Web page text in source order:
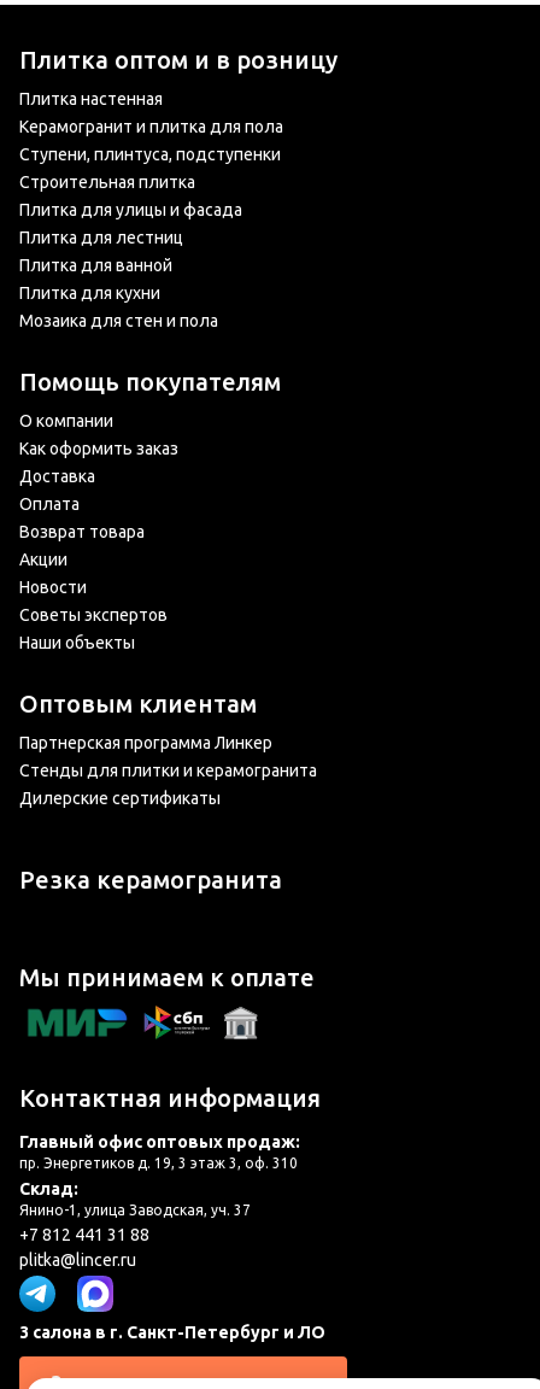
Плитка оптом и в розницу
Плитка настенная
Керамогранит и плитка для пола
Ступени, плинтуса, подступенки
Строительная плитка
Плитка для улицы и фасада
Плитка для лестниц
Плитка для ванной
Плитка для кухни
Мозаика для стен и пола
Помощь покупателям
О компании
Как оформить заказ
Доставка
Оплата
Возврат товара
Акции
Новости
Советы экспертов
Наши объекты
Оптовым клиентам
Партнерская программа Линкер
Стенды для плитки и керамогранита
Дилерские сертификаты
Резка керамогранита
Мы принимаем к оплате
Контактная информация
Главный офис оптовых продаж:
пр. Энергетиков д. 19, 3 этаж 3, оф. 310
Склад:
Янино-1, улица Заводская, уч. 37
+7 812 441 31 88
plitka@lincer.ru
3 салона в г. Санкт-Петербург и ЛО
Запросить адреса салонов